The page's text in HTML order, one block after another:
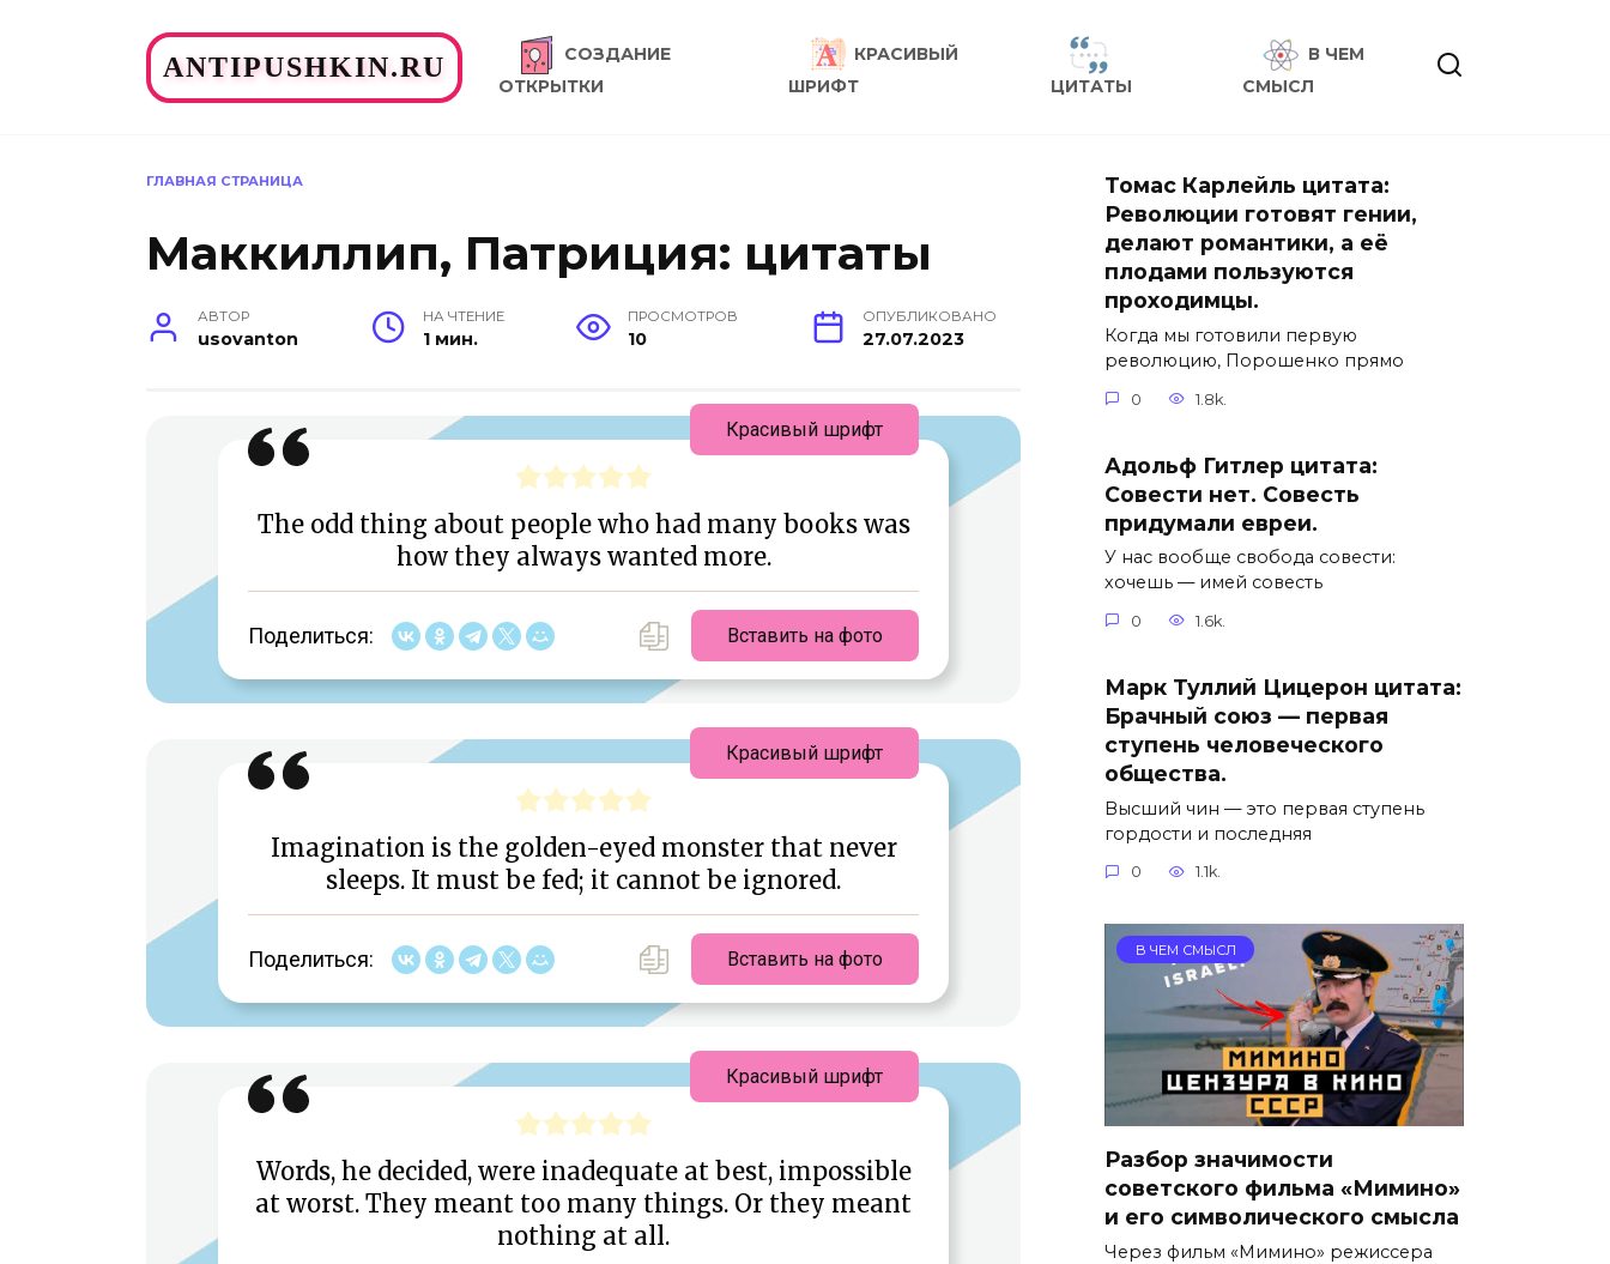
ANTIPUSHKIN.RU
СОЗДАНИЕ
ОТКРЫТКИ
КРАСИВЫЙ
ШРИФТ
ЦИТАТЫ
В ЧЕМ
СМЫСЛ
ГЛАВНАЯ СТРАНИЦА
Маккиллип, Патриция: цитаты
АВТОР
usovanton
НА ЧТЕНИЕ
1 мин.
ПРОСМОТРОВ
10
ОПУБЛИКОВАНО
27.07.2023
The odd thing about people who had many books was
how they always wanted more.
Поделиться: Вставить на фото
Красивый шрифт
Imagination is the golden-eyed monster that never
sleeps. It must be fed; it cannot be ignored.
Поделиться: Вставить на фото
Красивый шрифт
Words, he decided, were inadequate at best, impossible
at worst. They meant too many things. Or they meant
nothing at all.
Красивый шрифт
Томас Карлейль цитата:
Революции готовят гении,
делают романтики, а её
плодами пользуются
проходимцы.
Когда мы готовили первую
революцию, Порошенко прямо
0 1.8k.
Адольф Гитлер цитата:
Совести нет. Совесть
придумали евреи.
У нас вообще свобода совести:
хочешь — имей совесть
0 1.6k.
Марк Туллий Цицерон цитата:
Брачный союз — первая
ступень человеческого
общества.
Высший чин — это первая ступень
гордости и последняя
0 1.1k.
В ЧЕМ СМЫСЛ
Разбор значимости
советского фильма «Мимино»
и его символического смысла
Через фильм «Мимино» режиссера